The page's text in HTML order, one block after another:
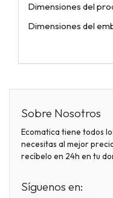
Dimensiones del
Dimensiones del
Sobre Nosotros
Ecomatica tiene todos
necesitas al mejor
recíbelo en 24h en tu
Síguenos en: